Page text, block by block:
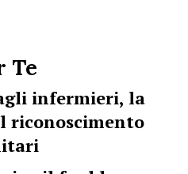
Te
infermieri, la
riconoscimento